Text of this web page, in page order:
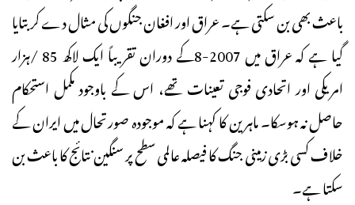
باعث بھی بن سکتی ہے۔ عراق اور افغان جنگوں کی مثال دے کربتایا
گیا ہے کہ عراق میں 2007-8کے دوران تقریباً ایک لاکھ 85 /ہزار
امریکی اور اتحادی فوجی تعینات تھے، اس کے باوجود مکمل استحکام
حاصل نہ ہوسکا۔ ماہرین کا کہنا ہے کہ موجودہ صورتحال میں ایران کے
خلاف کسی بڑی زمینی جنگ کا فیصلہ عالمی سطح پر سنگین نتائج کا باعث بن
سکتا ہے۔